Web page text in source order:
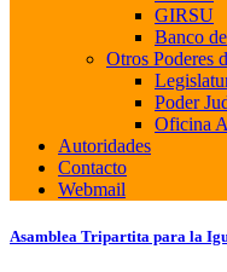
GIRSU
Banco
Otros Poderes
Poder
Oficina
Autoridades
Contacto
Webmail
Asamblea Tripartita para la